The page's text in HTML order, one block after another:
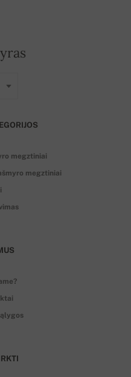
megztiniai
megztiniai